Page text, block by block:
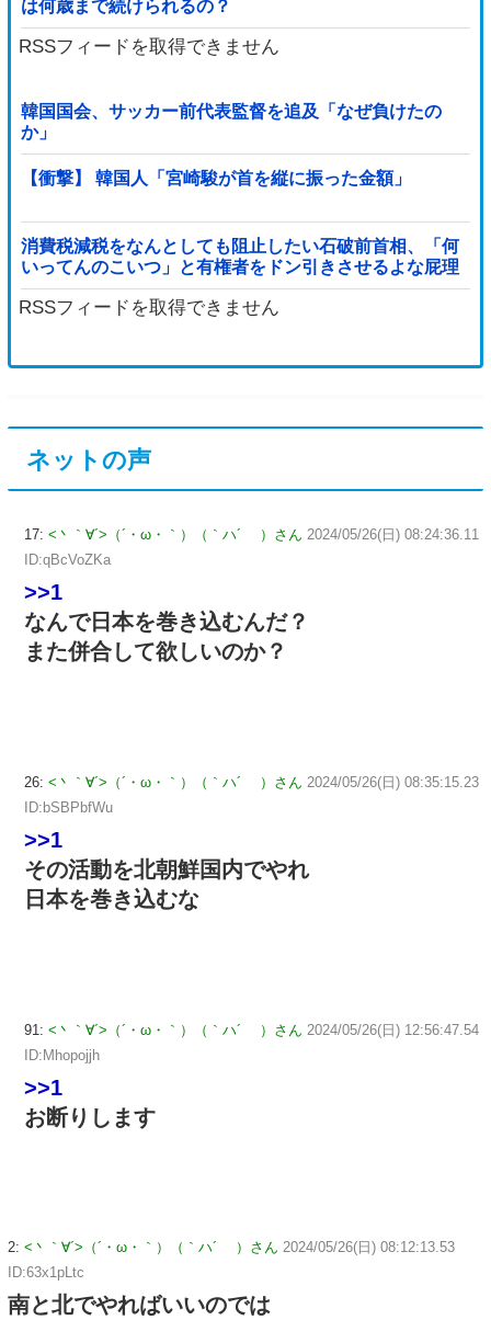
は何歳まで続けられるの？
RSSフィードを取得できません
韓国国会、サッカー前代表監督を追及「なぜ負けたの
か」
【衝撃】 韓国人「宮崎駿が首を縦に振った金額」
消費税減税をなんとしても阻止したい石破前首相、「何
いってんのこいつ」と有権者をドン引きさせるよな屁理
屈を……他
RSSフィードを取得できません
ネットの声
17: <丶｀∀´>（´・ω・｀）（｀ハ´ ）さん 2024/05/26(日) 08:24:36.11
ID:qBcVoZKa
>>1
なんで日本を巻き込むんだ？
また併合して欲しいのか？
26: <丶｀∀´>（´・ω・｀）（｀ハ´ ）さん 2024/05/26(日) 08:35:15.23
ID:bSBPbfWu
>>1
その活動を北朝鮮国内でやれ
日本を巻き込むな
91: <丶｀∀´>（´・ω・｀）（｀ハ´ ）さん 2024/05/26(日) 12:56:47.54
ID:Mhopojjh
>>1
お断りします
2: <丶｀∀´>（´・ω・｀）（｀ハ´ ）さん 2024/05/26(日) 08:12:13.53
ID:63x1pLtc
南と北でやればいいのでは